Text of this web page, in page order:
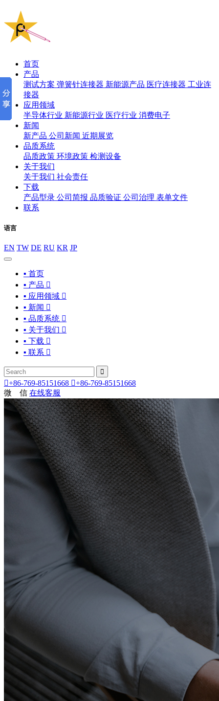
首页
产品
测试方案 弹簧针连接器 新能源产品 医疗连接器 工业连
接器
应用领域
半导体行业 新能源行业 医疗行业 消费电子
新闻
新产品 公司新闻 近期展览
品质系统
品质政策 环境政策 检测设备
关于我们
关于我们 社会责任
下载
产品型录 公司简报 品质验证 公司治理 表单文件
联系
语言
EN TW DE RU KR JP
▪ 首页
▪ 产品 
▪ 应用领域 
▪ 新闻 
▪ 品质系统 
▪ 关于我们 
▪ 下载 
▪ 联系 

+86-769-85151668 +86-769-85151668
微 信 在线客服